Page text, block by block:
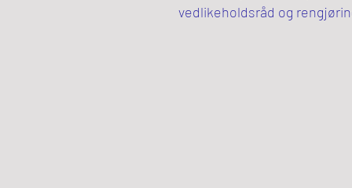
vedlikeholdsråd og